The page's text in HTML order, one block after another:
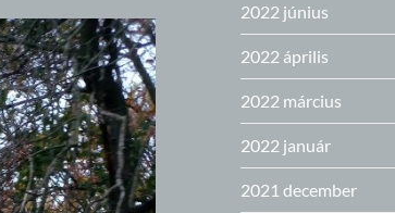
2022 június
2022 április
2022 március
2022 január
2021 december